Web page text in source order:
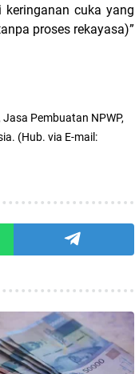
keringanan cuka yang
proses rekayasa)”
Pembuatan NPWP,
(Hub. via E-mail: